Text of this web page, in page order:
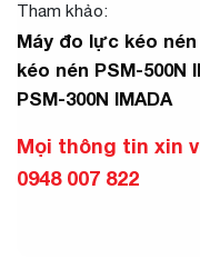
Tham khảo:
Máy đo lực kéo nén
kéo nén PSM-500N
PSM-300N IMADA
Mọi thông tin xin
0948 007 822